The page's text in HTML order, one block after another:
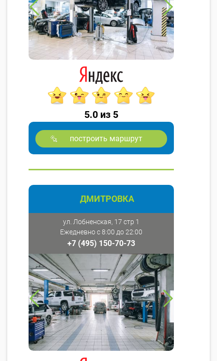
5.0 из 5
построить маршрут
ДМИТРОВКА
ул. Лобненская, 17 стр 1
Ежедневно с 8:00 до 22:00
+7 (495) 150-70-73